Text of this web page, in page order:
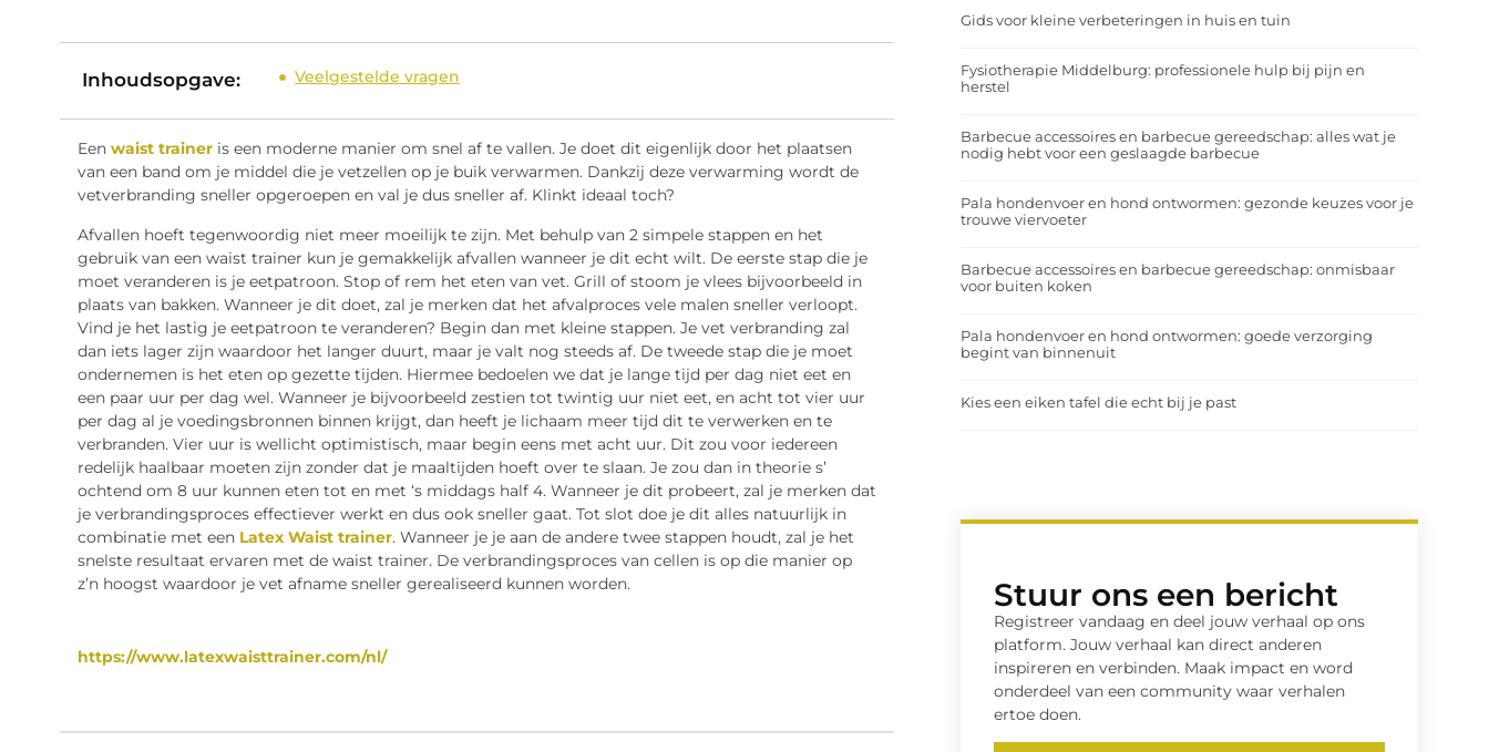
Inhoudsopgave: Veelgestelde vragen
Een waist traineris een moderne manier om snel af te vallen. Je doet dit eigenlijk door het plaatsen
van een band om je middel die je vetzellen op je buik verwarmen. Dankzij deze verwarming wordt de
vetverbranding sneller opgeroepen en val je dus sneller af. Klinkt ideaal toch?
Afvallen hoeft tegenwoordig niet meer moeilijk te zijn. Met behulp van 2 simpele stappen en het
gebruik van een waist trainer kun je gemakkelijk afvallen wanneer je dit echt wilt. De eerste stap die je
moet veranderen is je eetpatroon. Stop of rem het eten van vet. Grill of stoom je vlees bijvoorbeeld in
plaats van bakken. Wanneer je dit doet, zal je merken dat het afvalproces vele malen sneller verloopt.
Vind je het lastig je eetpatroon te veranderen? Begin dan met kleine stappen. Je vet verbranding zal
dan iets lager zijn waardoor het langer duurt, maar je valt nog steeds af. De tweede stap die je moet
ondernemen is het eten op gezette tijden. Hiermee bedoelen we dat je lange tijd per dag niet eet en
een paar uur per dag wel. Wanneer je bijvoorbeeld zestien tot twintig uur niet eet, en acht tot vier uur
per dag al je voedingsbronnen binnen krijgt, dan heeft je lichaam meer tijd dit te verwerken en te
verbranden. Vier uur is wellicht optimistisch, maar begin eens met acht uur. Dit zou voor iedereen
redelijk haalbaar moeten zijn zonder dat je maaltijden hoeft over te slaan. Je zou dan in theorie s’
ochtend om 8 uur kunnen eten tot en met ‘s middags half 4. Wanneer je dit probeert, zal je merken dat
je verbrandingsproces effectiever werkt en dus ook sneller gaat. Tot slot doe je dit alles natuurlijk in
combinatie met een Latex Waist trainer. Wanneer je je aan de andere twee stappen houdt, zal je het
snelste resultaat ervaren met de waist trainer. De verbrandingsproces van cellen is op die manier op
z’n hoogst waardoor je vet afname sneller gerealiseerd kunnen worden.
https://www.latexwaisttrainer.com/nl/
Gids voor kleine verbeteringen in huis en tuin
Fysiotherapie Middelburg: professionele hulp bij pijn en
herstel
Barbecue accessoires en barbecue gereedschap: alles wat je
nodig hebt voor een geslaagde barbecue
Pala hondenvoer en hond ontwormen: gezonde keuzes voor je
trouwe viervoeter
Barbecue accessoires en barbecue gereedschap: onmisbaar
voor buiten koken
Pala hondenvoer en hond ontwormen: goede verzorging
begint van binnenuit
Kies een eiken tafel die echt bij je past
Stuur ons een bericht
Registreer vandaag en deel jouw verhaal op ons
platform. Jouw verhaal kan direct anderen
inspireren en verbinden. Maak impact en word
onderdeel van een community waar verhalen
ertoe doen.